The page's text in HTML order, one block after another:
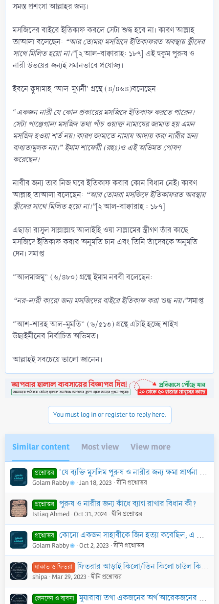
সমস্ত প্রশংসা আল্লাহর জন্য।
মসজিদের বাইরে ইতিকাফ করলে সেটা শুদ্ধ হবে না। কারণ আল্লাহ
তাআলা বলেছেন: “আর তোমরা মসজিদে ইতিকাফরত অবস্থায় স্ত্রীদের
সাথে মিলিত হয়ো না।”[২ আল-বাক্বারাহ: ১৮৭] এই হুকুম পুরুষ ও
নারী উভয়ের জন্যই সমানভাবে প্রযোজ্য।
ইবনে ক্বুদামাহ ‘আল-মুগনী’ গ্রন্থে (৪/৪৬৪)বলেছেন:
“একজন নারী যে কোন প্রকারের মসজিদে ইতিকাফ করতে পারেন।
সেটা পাঞ্জেগানা মসজিদ তথা পাঁচ ওয়াক্ত নামাযের জামাত হয় এমন
মসজিদ হওয়া শর্ত নয়। কারণ জামাতে নামায আদায় করা নারীর জন্য
বাধ্যতামূলক নয়।” ইমাম শাফেয়ী (রহঃ)ও এই অভিমত পোষণ
করেছেন।
নারীর জন্য তার নিজ ঘরে ইতিকাফ করার কোন বিধান নেই। কারণ
আল্লাহ তাআলা বলেছেন: “আর তোমরা মসজিদে ইতিকাফরত অবস্থায়
স্ত্রীদের সাথে মিলিত হয়ো না।”[২ আল-বাক্বারাহ : ১৮৭]
এছাড়া রাসূল সাল্লাল্লাহু আলাইহি ওয়া সাল্লামের স্ত্রীগণ তাঁর কাছে
মসজিদে ইতিকাফ করার অনুমতি চান এবং তিনি তাঁদেরকে অনুমতি
দেন। সমাপ্ত
“আলমাজমূ” (৬/৪৮০) গ্রন্থে ইমাম নববী বলেছেন:
“নর-নারী কারো জন্য মসজিদের বাইরে ইতিকাফ করা শুদ্ধ নয়।”সমাপ্ত
“আশ-শারহ আল-মুমতি” (৬/৫১৩) গ্রন্থে এটাই হচ্ছে শাইখ
উছাইমীনের নির্বাচিত অভিমত।
আল্লাহই সবচেয়ে ভালো জানেন।
You must log in or register to reply here.
Similar content Most view View more
প্রশ্নোত্তর 'যে ব্যক্তি মুসলিম পুরুষ ও নারীর জন্য ক্ষমা প্রার্থনা করে, প্রত্যেক মুসলিমের পরিবর্তে একটি করে ছওয়াব আল্লাহ তার আমলনামায় লিখে দেন’। হাদীসটি কি সহীহ?
Golam Rabby Jan 18, 2023 দ্বীনি প্রশ্নোত্তর
প্রশ্নোত্তর পুরুষ ও নারীর জন্য কাঁধে ব্যাগ রাখার বিধান কী?
Istiaq Ahmed Oct 31, 2024 দ্বীনি প্রশ্নোত্তর
প্রশ্নোত্তর কোনো একজন সাহাবীকে জিন হত্যা করেছিল; এ কথা কি সত্য?
Golam Rabby Oct 2, 2023 দ্বীনি প্রশ্নোত্তর
যাকাত ও ফিতরা ফিতরার আড়াই কিলো/তিন কিলো চাউল কি একজনকেই দিতে হবে নাকি দুজনকে ভাগ করে দিতে পারব?
shipa Mar 29, 2023 দ্বীনি প্রশ্নোত্তর
লেনদেন ও ব্যবসা মুযারাবা তথা একজনের অর্থ আরেকজনের শ্রম ভিত্তিতে ব্যবসা করার পদ্ধতি ও বিধিবিধান?